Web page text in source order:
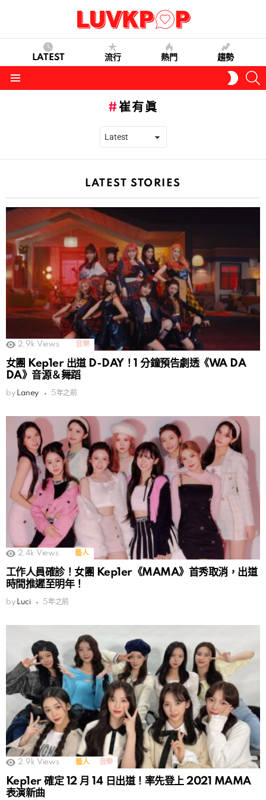
LATEST 流行 熱門 趨勢
SKIN
崔有眞
LATEST STORIES
2.9k Views 音樂
女團 Kep1er 出道 D-DAY！1 分鐘預告劇透《WA DA
DA》音源＆舞蹈
by Laney 5年之前
2.4k Views 藝人
工作人員確診！女團 Kep1er《MAMA》首秀取消，出道
時間推遲至明年！
by Luci 5年之前
2.9k Views 藝人 音樂
Kep1er 確定 12 月 14 日出道！率先登上 2021 MAMA
表演新曲